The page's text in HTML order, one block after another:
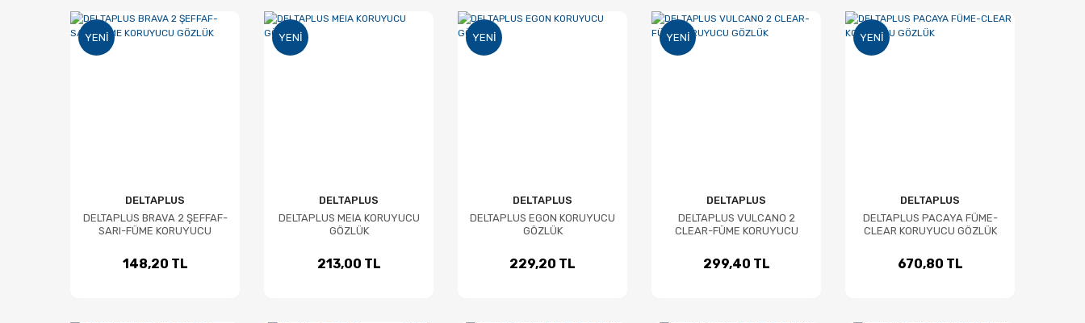
YENI
DELTAPLUS
DELTAPLUS BRAVA 2 ŞEFFAF-
SARI-FÜME KORUYUCU
148,20 TL
YENI
DELTAPLUS
DELTAPLUS MEIA KORUYUCU
GÖZLÜK
213,00 TL
YENI
DELTAPLUS
DELTAPLUS EGON KORUYUCU
GÖZLÜK
229,20 TL
YENI
DELTAPLUS
DELTAPLUS VULCANO 2
CLEAR-FÜME KORUYUCU
299,40 TL
YENI
DELTAPLUS
DELTAPLUS PACAYA FÜME-
CLEAR KORUYUCU GÖZLÜK
670,80 TL